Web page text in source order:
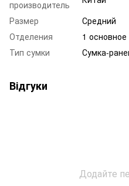
производитель
Размер
Средний
Отделения
1 основное
Тип сумки
Сумка-
Відгуки
Додайте